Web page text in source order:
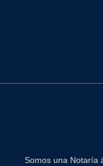
Somos una Notaría